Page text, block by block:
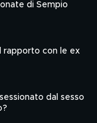
di Sempio
rapporto con le ex
dal sesso